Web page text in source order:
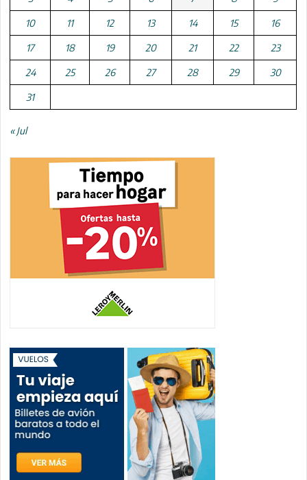
10 11 12 13 14 15 16
17 18 19 20 21 22 23
24 25 26 27 28 29 30
31
« Jul